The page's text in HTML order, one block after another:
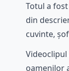
Totul a
din
cuvinte,
oamenilor